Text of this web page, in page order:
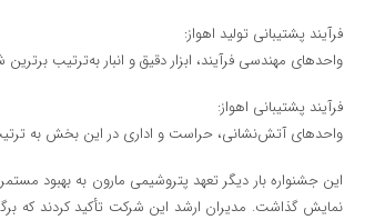
فرآیند پشتیبانی تولید اهواز:
واحدهای مهندسی فرآیند، ابزار دقیق و انبار به‌ترتیب
فرآیند پشتیبانی اهواز:
واحدهای آتش‌نشانی، حراست و اداری در این بخش به
این جشنواره بار دیگر تعهد پتروشیمی مارون به بهبود
نمایش گذاشت. مدیران ارشد این شرکت تأکید کردند که